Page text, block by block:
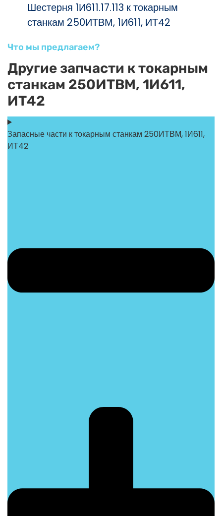
Шестерня 1И611.17.113 к токарным
станкам 250ИТВМ, 1И611, ИТ42
Что мы предлагаем?
Другие запчасти к токарным
станкам 250ИТВМ, 1И611,
ИТ42
Запасные части к токарным станкам 250ИТВМ, 1И611,
ИТ42